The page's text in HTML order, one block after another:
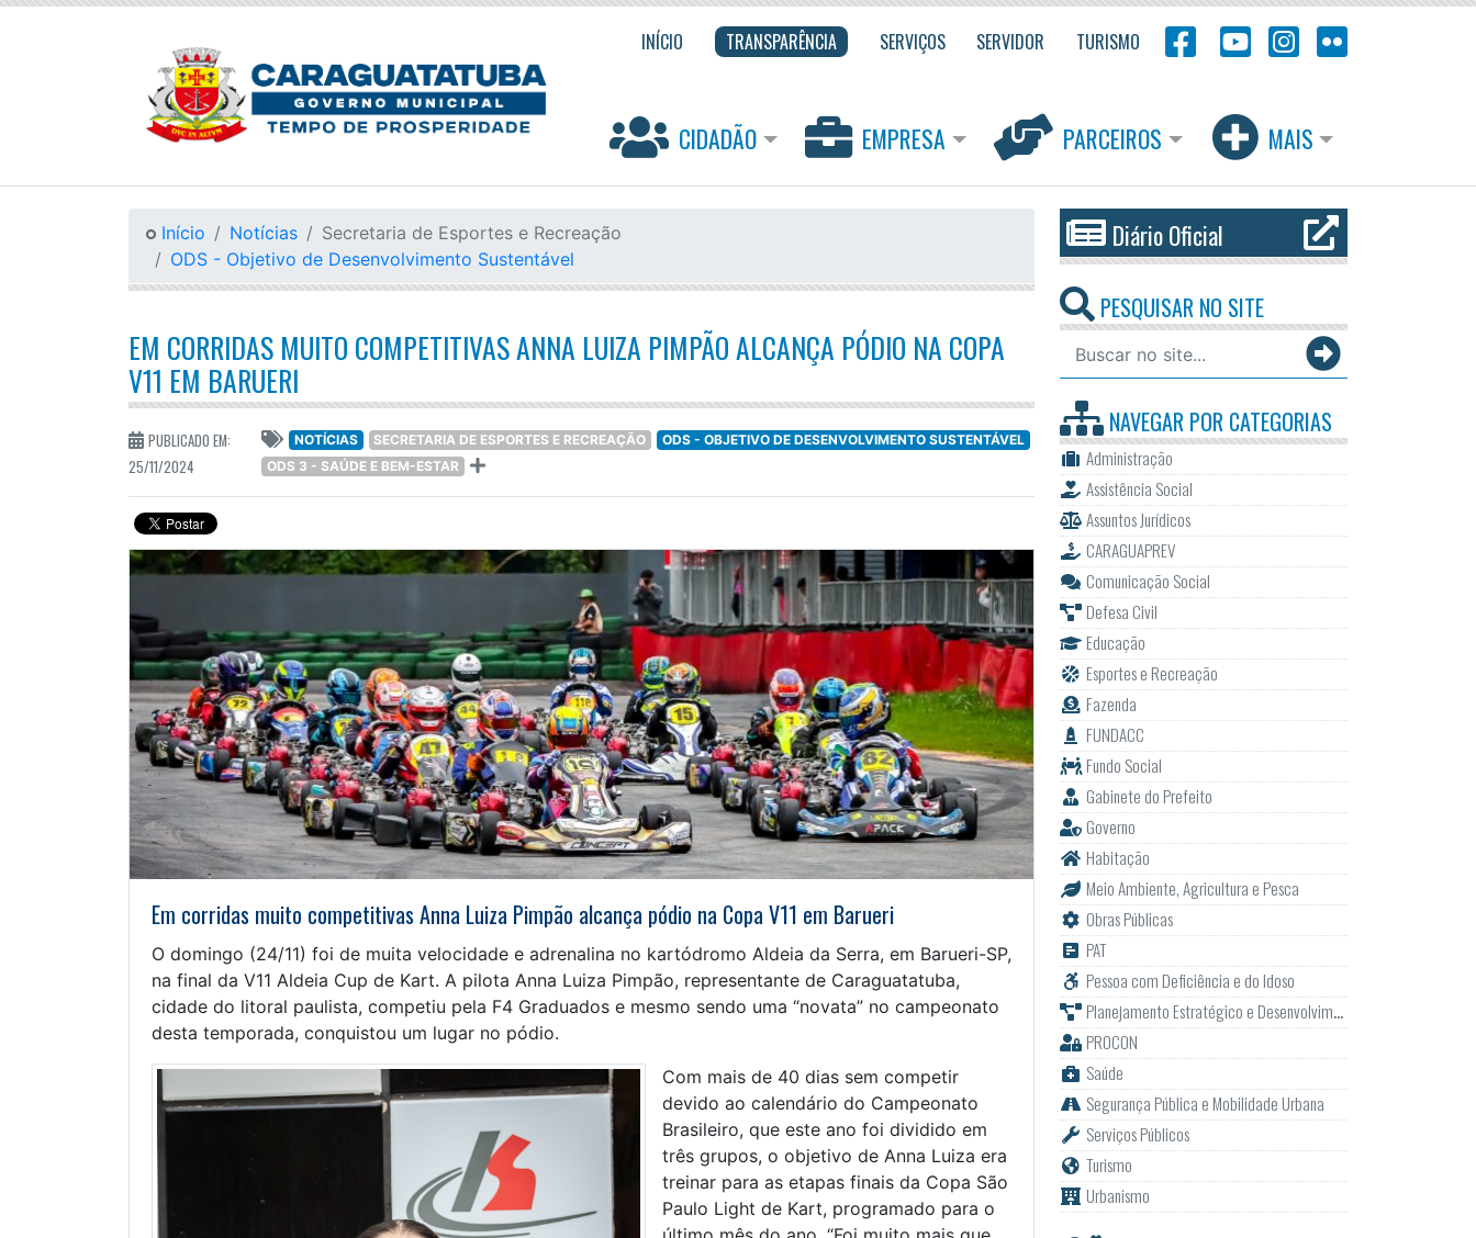
INÍCIO TRANSPARÊNCIA SERVIÇOS SERVIDOR TURISMO
CIDADÃO EMPRESA PARCEIROS MAIS
Início Notícias
Secretaria de Esportes e Recreação
ODS - Objetivo de Desenvolvimento Sustentável
EM CORRIDAS MUITO COMPETITIVAS ANNA LUIZA PIMPÃO ALCANÇA PÓDIO NA COPA
V11 EM BARUERI
PUBLICADO EM:
25/11/2024
NOTÍCIAS SECRETARIA DE ESPORTES E RECREAÇÃO
ODS - OBJETIVO DE DESENVOLVIMENTO SUSTENTÁVEL
ODS 3 - SAÚDE E BEM-ESTAR
Em corridas muito competitivas Anna Luiza Pimpão alcança pódio na Copa V11 em Barueri
O domingo (24/11) foi de muita velocidade e adrenalina no kartódromo Aldeia da Serra, em Barueri-SP,
na final da V11 Aldeia Cup de Kart. A pilota Anna Luiza Pimpão, representante de Caraguatatuba,
cidade do litoral paulista, competiu pela F4 Graduados e mesmo sendo uma “novata” no campeonato
desta temporada, conquistou um lugar no pódio.
Com mais de 40 dias sem competir
devido ao calendário do Campeonato
Brasileiro, que este ano foi dividido em
três grupos, o objetivo de Anna Luiza era
treinar para as etapas finais da Copa São
Paulo Light de Kart, programado para o
Diário Oficial
PESQUISAR NO SITE
NAVEGAR PORCATEGORIAS
Administração
Assistência Social
Assuntos Jurídicos
CARAGUAPREV
Comunicação Social
Defesa Civil
Educação
Esportes e Recreação
Fazenda
FUNDACC
Fundo Social
Gabinete do Prefeito
Governo
Habitação
Meio Ambiente, Agricultura e Pesca
Obras Públicas
PAT
Pessoa com Deficiência e do Idoso
Planejamento Estratégico e Desenvolvimento
PROCON
Saúde
Segurança Pública e Mobilidade Urbana
Serviços Públicos
Turismo
Urbanismo